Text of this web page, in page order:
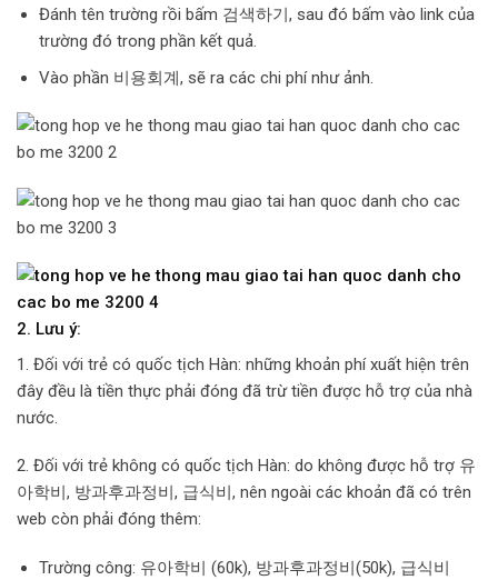
Đánh tên trường rồi bấm 검색하기, sau đó bấm vào link của
trường đó trong phần kết quả.
Vào phần 비용회계, sẽ ra các chi phí như ảnh.
2. Lưu ý:
1. Đối với trẻ có quốc tịch Hàn: những khoản phí xuất hiện trên
đây đều là tiền thực phải đóng đã trừ tiền được hỗ trợ của nhà
nước.
2. Đối với trẻ không có quốc tịch Hàn: do không được hỗ trợ 유
아학비, 방과후과정비, 급식비, nên ngoài các khoản đã có trên
web còn phải đóng thêm:
Trường công: 유아학비 (60k), 방과후과정비(50k), 급식비